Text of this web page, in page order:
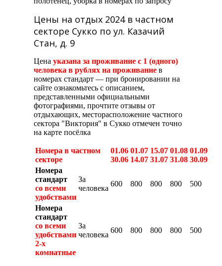
Цены на отдых 2024 в частном
секторе Сукко по ул. Казачий
Стан, д. 9
Цена указана за проживание с 1 (одного)
человека в рублях на проживание в
номерах стандарт — при бронировании на
сайте ознакомьтесь с описанием,
представленными официальными
фотографиями, прочтите отзывы от
отдыхающих, месторасположение частного
сектора "Виктория" в Сукко отмечен точно
на карте посёлка
Номера в частном
секторе
01.06
30.06
01.07
14.07
15.07
31.07
01.08
31.08
01.09
30.09
Номера
стандарт
со всеми
удобствами
За
человека
600 800 800 800 500
Номера
стандарт
со всеми
удобствами
2-х
комнатные
За
человека
600 800 800 800 500